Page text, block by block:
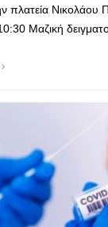
πλατεία
Μαζική